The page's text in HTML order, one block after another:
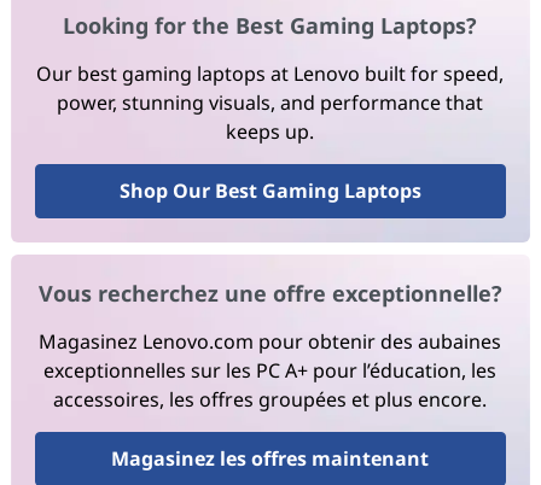
Looking for the Best Gaming Laptops?
Our best gaming laptops at Lenovo built for speed,
power, stunning visuals, and performance that
keeps up.
Shop Our Best Gaming Laptops
Vous recherchez une offre exceptionnelle?
Magasinez Lenovo.com pour obtenir des aubaines
exceptionnelles sur les PC A+ pour l’éducation, les
accessoires, les offres groupées et plus encore.
Magasinez les offres maintenant